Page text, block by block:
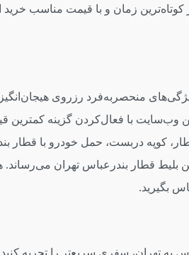
کوتاه‌ترین زمان و با قیمت مناسب خرید
ویژگی‌های منحصربه‌فرد رزروی
وب‌سایت با فعال‌کردن گزینه
کوپه دربست، حمل خودرو با قطار
بلیط قطار بندرعباس تهران
بگیرید.
به تهران، سفری سریع‌تر را تجربه